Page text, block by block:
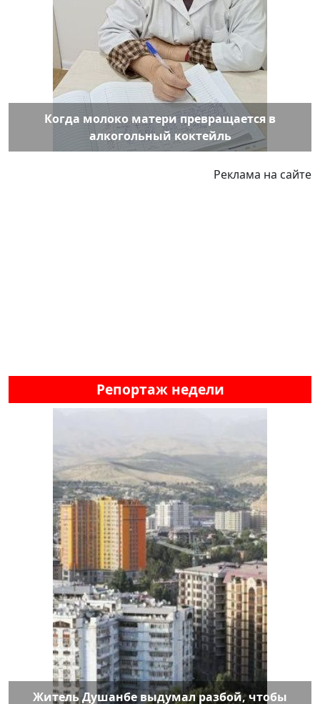
Когда молоко матери превращается в
алкогольный коктейль
Реклама на сайте
Репортаж недели
Житель Душанбе выдумал разбой, чтобы